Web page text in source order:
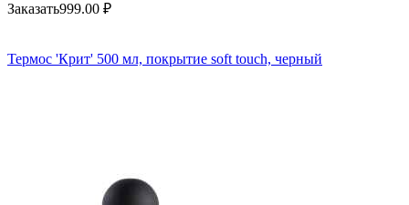
Заказать999.00 ₽
Термос 'Крит' 500 мл, покрытие soft touch, черный